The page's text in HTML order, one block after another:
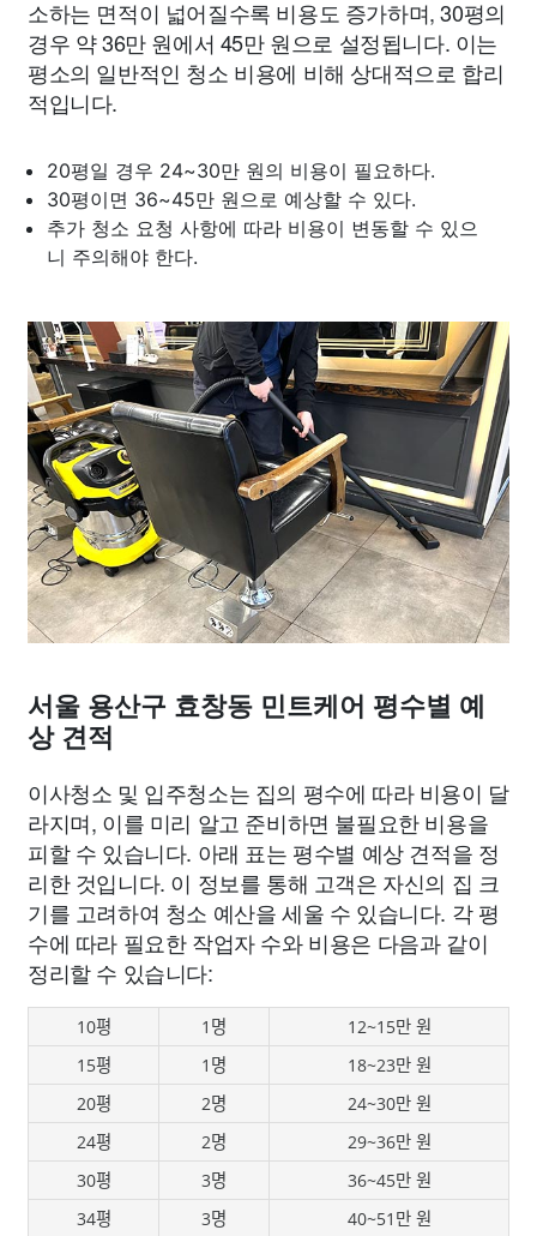
소하는 면적이 넓어질수록 비용도 증가하며, 30평의
경우 약 36만 원에서 45만 원으로 설정됩니다. 이는
평소의 일반적인 청소 비용에 비해 상대적으로 합리
적입니다.
20평일 경우 24~30만 원의 비용이 필요하다.
30평이면 36~45만 원으로 예상할 수 있다.
추가 청소 요청 사항에 따라 비용이 변동할 수 있으
니 주의해야 한다.
서울 용산구 효창동 민트케어 평수별 예
상 견적
이사청소 및 입주청소는 집의 평수에 따라 비용이 달
라지며, 이를 미리 알고 준비하면 불필요한 비용을
피할 수 있습니다. 아래 표는 평수별 예상 견적을 정
리한 것입니다. 이 정보를 통해 고객은 자신의 집 크
기를 고려하여 청소 예산을 세울 수 있습니다. 각 평
수에 따라 필요한 작업자 수와 비용은 다음과 같이
정리할 수 있습니다:
10평 1명
12~15만 원
15평
1명
18~23만 원
20평
2명
24~30만 원
24평
2명
29~36만 원
30평
3명
36~45만 원
34평
3명 40~51만 원